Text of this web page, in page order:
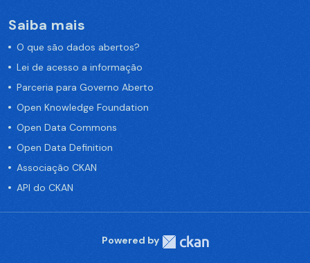
Saiba mais
O que são dados abertos?
Lei de acesso a informação
Parceria para Governo Aberto
Open Knowledge Foundation
Open Data Commons
Open Data Definition
Associação CKAN
API do CKAN
Powered by